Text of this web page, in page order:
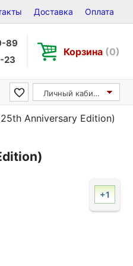
Доставка Оплата
89
23
Корзина (0)
Личный кабинет
Anniversary Edition)
+1